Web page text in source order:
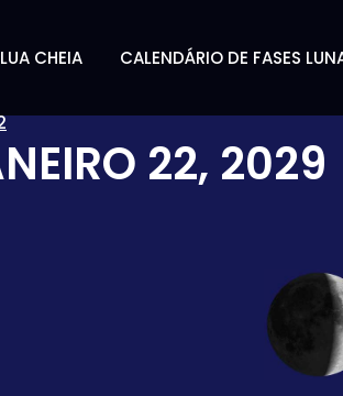
CHEIA CALENDÁRIO DE FASES
22, 2029